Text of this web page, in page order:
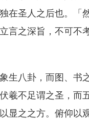
在圣人之后也。「
言之深旨，不可不考
八卦，而图、书之
羲不足谓之圣，而
显之之方。俯仰以